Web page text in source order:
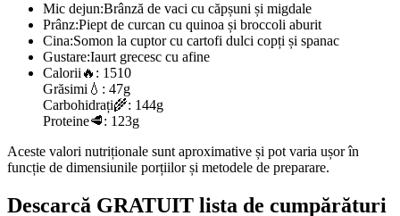
Mic dejun:Brânză de vaci cu căpșuni și migdale
Prânz:Piept de curcan cu quinoa și broccoli aburit
Cina:Somon la cuptor cu cartofi dulci copți și spanac
Gustare:Iaurt grecesc cu afine
Calorii 🔥: 1510
Grăsimi 💧: 47g
Carbohidrați🌾: 144g
Proteine🥩: 123g
Aceste valori nutriționale sunt aproximative și pot varia ușor în
funcție de dimensiunile porțiilor și metodele de preparare.
Descarcă GRATUIT lista de cumpărături